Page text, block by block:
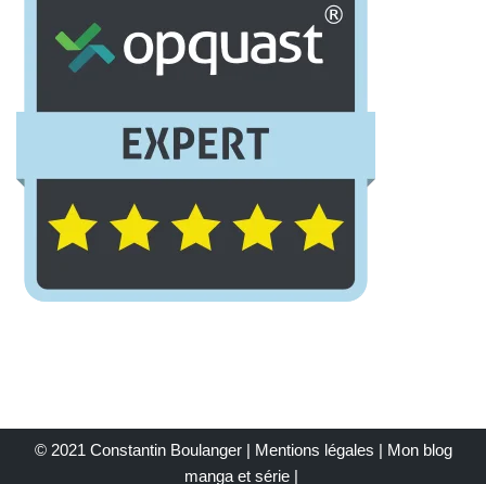
© 2021 Constantin Boulanger | Mentions légales | Mon blog
manga et série|